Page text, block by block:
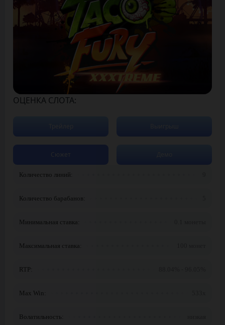
ОЦЕНКА СЛОТА:
Количество линий:
Количество барабанов:
Минимальная ставка:
Максимальная ставка:
RTP:
Max Win:
Волатильность:
Сюжет